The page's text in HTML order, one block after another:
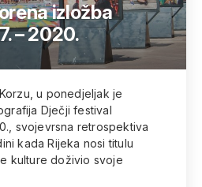
izložba
– 2020.
u ponedjeljak je
Dječji festival
svojevrsna retrospektiva
kada Rijeka nosi titulu
kulture doživio svoje